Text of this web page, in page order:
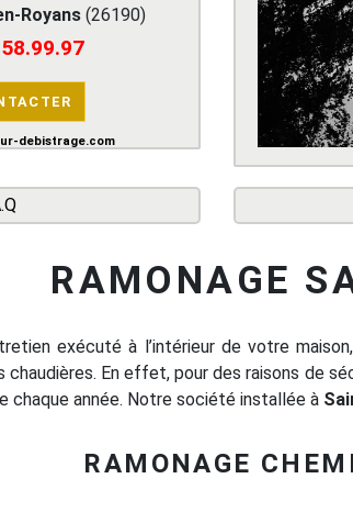
Royans(26190)
debistrage.com
RAMONAGE
exécuté à l’intérieur de votre
chaudières. En effet, pour des raisons de
chaque année. Notre société installée à
RAMONAGE